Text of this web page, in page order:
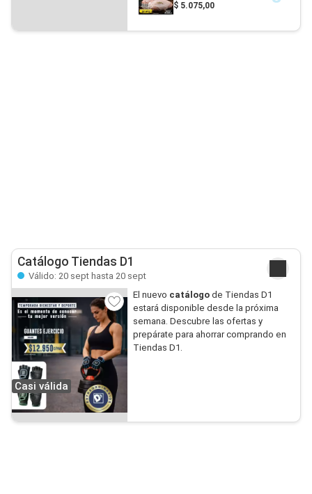
$ 5.075,00
Catálogo Tiendas D1
Válido: 20 sept hasta 20 sept
Casi válida
El nuevo catálogode Tiendas D1
estará disponible desde la próxima
semana. Descubre las ofertas y
prepárate para ahorrar comprando en
Tiendas D1.